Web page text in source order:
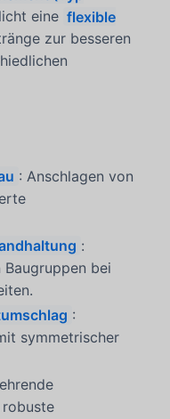
eine flexible
zur besseren
: Anschlagen von
:
bei
:
symmetrischer